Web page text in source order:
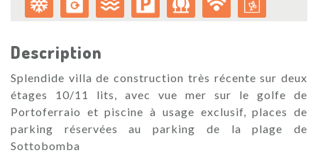
Description
Splendide villa de construction très récente sur deux
étages 10/11 lits, avec vue mer sur le golfe de
Portoferraio et piscine à usage exclusif, places de
parking réservées au parking de la plage de
Sottobomba